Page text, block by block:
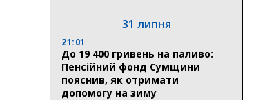
31 липня
21:01
До 19 400 гривень на паливо:
Пенсійний фонд Сумщини
пояснив, як отримати
допомогу на зиму